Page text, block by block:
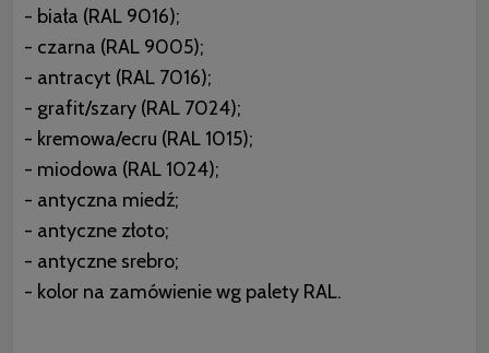
- biała (RAL 9016);
- czarna (RAL 9005);
- antracyt (RAL 7016);
- grafit/szary (RAL 7024);
- kremowa/ecru (RAL 1015);
- miodowa (RAL 1024);
- antyczna miedź;
- antyczne złoto;
- antyczne srebro;
- kolor na zamówienie wg palety RAL.